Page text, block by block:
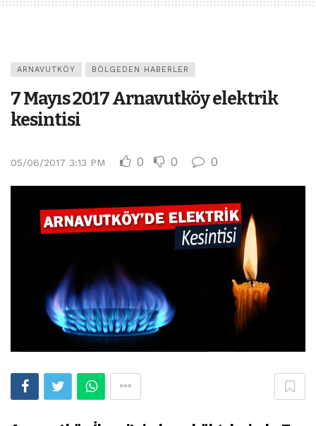
ARNAVUTKÖY BÖLGEDEN HABERLER
7 Mayıs 2017 Arnavutköy elektrik
kesintisi
05/06/2017 3:13 PM 0 0 0